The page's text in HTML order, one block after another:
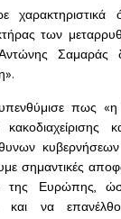
χαρακτηριστικά
των
Σαμαράς
πως
σημαντικές
της Ευρώπης,
και να